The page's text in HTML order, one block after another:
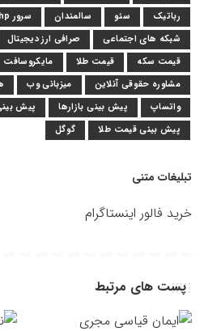
رباتیک
سئو سالمندان سرور hp
شبکه های اجتماعی
صرافی ارز دیجیتال
قیمت سکه
قیمت طلا مایکروسافت
مشاوره حقوقی آنلاین
میزبانی وب
واتساپ
پیش بینی بازارها
پیش
پیش بینی قیمت طلا
گوگل
تبلیغات متنی
خرید فالور اینستاگرام
پست های مرتبط